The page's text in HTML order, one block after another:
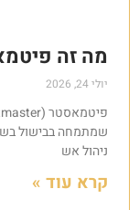
מה זה
יולי 24, 2026
ניהול אש
קרא עוד »